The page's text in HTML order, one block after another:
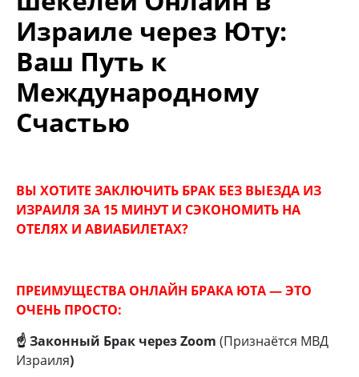
Израиле через Юту:
Ваш Путь к
Международному
Счастью
ВЫ ХОТИТЕ ЗАКЛЮЧИТЬ БРАК БЕЗ ВЫЕЗДА ИЗ
ИЗРАИЛЯ ЗА 15 МИНУТ И СЭКОНОМИТЬ НА
ОТЕЛЯХ И АВИАБИЛЕТАХ?
ПРЕИМУЩЕСТВА ОНЛАЙН БРАКА ЮТА — ЭТО
ОЧЕНЬ ПРОСТО:
☝Законный Брак через Zoom (Признаётся МВД
Израиля)